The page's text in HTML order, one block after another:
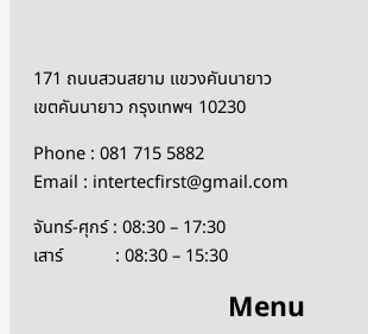
171 ถนนสวนสยาม แขวงคันนายาว
เขตคันนายาว กรุงเทพฯ 10230
Phone : 081 715 5882
Email : intertecfirst@gmail.com
จันทร์-ศุกร์ : 08:30 – 17:30
เสาร์ : 08:30 – 15:30
Menu